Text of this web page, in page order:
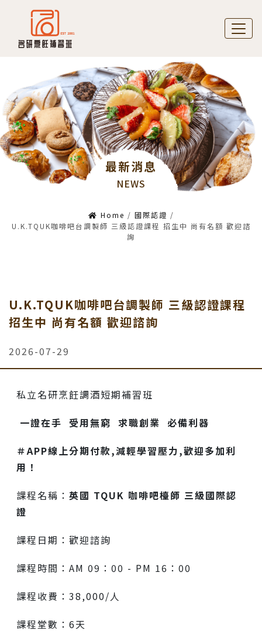
最新消息
NEWS
Home / 國際認證 /
U.K.TQUK咖啡吧台調製師 三級認證課程 招生中 尚有名額 歡迎諮
詢
U.K.TQUK咖啡吧台調製師 三級認證課程
招生中 尚有名額 歡迎諮詢
2026-07-29
私立名研烹飪調酒短期補習班
一證在手 受用無窮 求職創業 必備利器
＃APP線上分期付款,減輕學習壓力,歡迎多加利
用！
課程名稱： 英國 TQUK 咖啡吧檯師 三級國際認
證
課程日期：歡迎諮詢
課程時間：AM 09：00 - PM 16：00
課程收費：38,000/人
課程堂數：6天